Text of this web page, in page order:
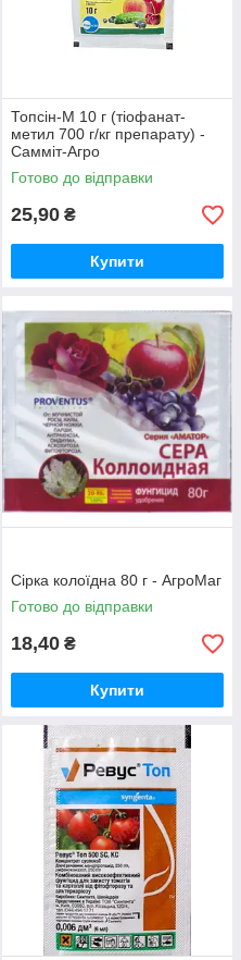
Топсін-М 10 г (тіофанат-
метил 700 г/кг препарату) -
Самміт-Агро
Готово до відправки
25,90 ₴
Купити
Сірка колоїдна 80 г - АгроМаг
Готово до відправки
18,40 ₴
Купити